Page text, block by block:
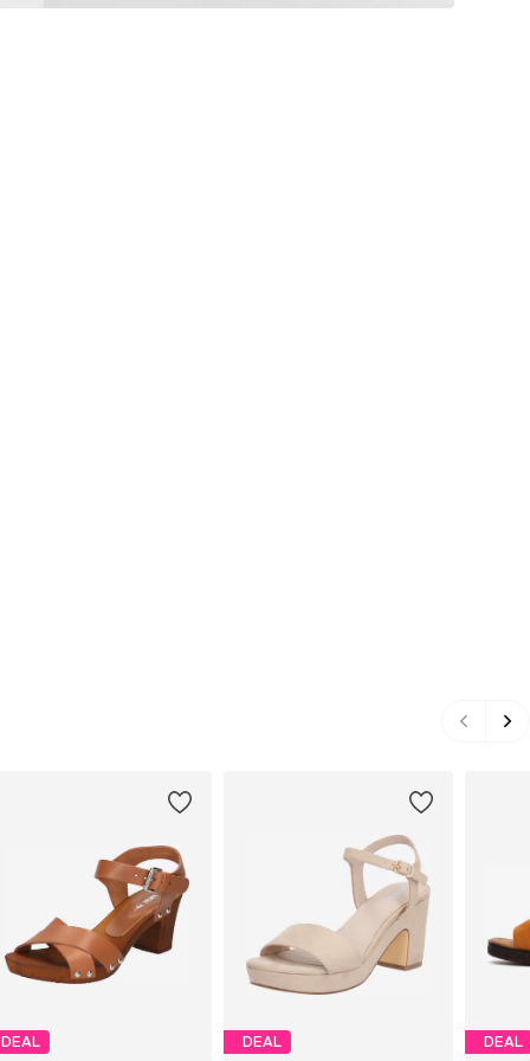
DEAL DEAL DEAL